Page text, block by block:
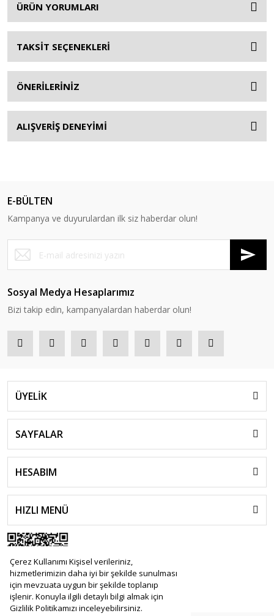
Çerez Kullanımı Kişisel verileriniz,
hizmetlerimizin daha iyi bir şekilde sunulması
için mevzuata uygun bir şekilde toplanıp
işlenir. Konuyla ilgili detaylı bilgi almak için
Gizlilik Politikamızı inceleyebilirsiniz.
ÜRÜN YORUMLARI
TAKSİT SEÇENEKLERİ
ÖNERİLERİNİZ
ALIŞVERİŞ DENEYİMİ
E-BÜLTEN
Kampanya ve duyurulardan ilk siz haberdar olun!
Sosyal Medya Hesaplarımız
Bizi takip edin, kampanyalardan haberdar olun!
ÜYELİK
SAYFALAR
HESABIM
HIZLI MENÜ